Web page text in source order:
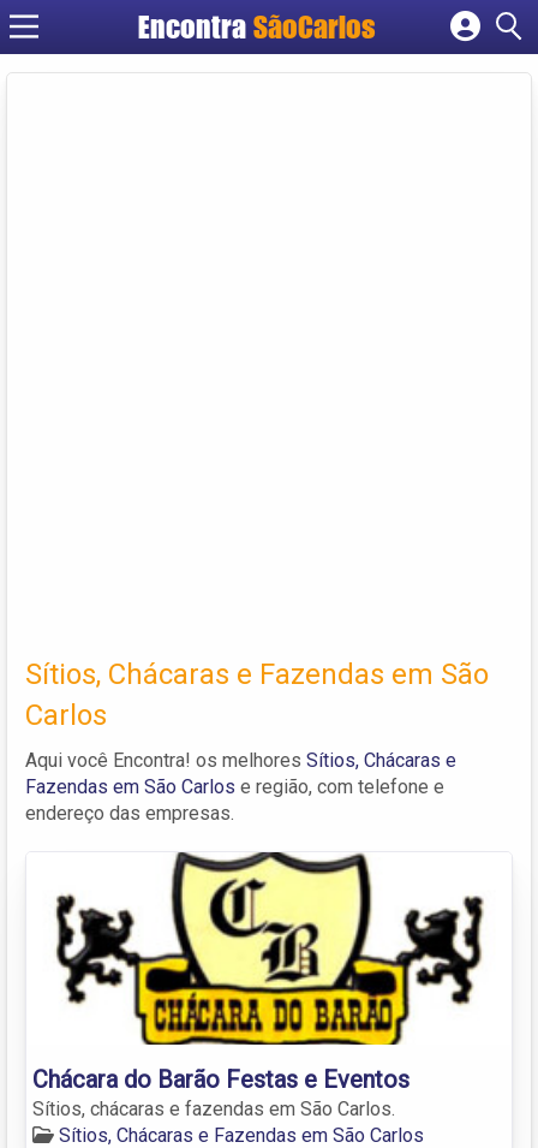
EncontraSãoCarlos
Cadastrar empresa
Sítios, Chácaras e Fazendas em São
Carlos
Aqui você Encontra! os melhores Sítios, Chácaras e
Fazendas em São Carlos e região, com telefone e
endereço das empresas.
Chácara do Barão Festas e Eventos
Sítios, chácaras e fazendas em São Carlos.
Sítios, Chácaras e Fazendas em São Carlos